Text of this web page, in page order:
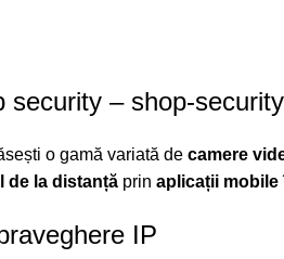
security – shop-
o gamă variată de camere
de la distanță prin aplicații mobile
IP